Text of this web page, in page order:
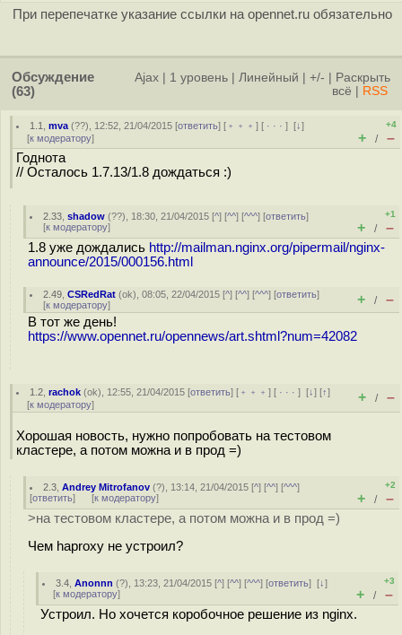
При перепечатке указание ссылки на opennet.ru обязательно
Обсуждение
(63)
Ajax 1 уровень Линейный +/-
Раскрыть
всё
RSS
1.1 ,mva (??), 12:52, 21/04/2015 [ответить] [ ﹢﹢﹢] [ · · ·][↓]
[к модератору]
+4
+ / –
Годнота
// Осталось 1.7.13/1.8 дождаться :)
2.33 ,shadow (??), 18:30, 21/04/2015 [^] [^^] [^^^] [ответить]
[к модератору]
+1
+ / –
1.8 уже дождались http://mailman.nginx.org/pipermail/nginx-
announce/2015/000156.html
2.49 ,CSRedRat (ok), 08:05, 22/04/2015 [^] [^^] [^^^] [ответить]
[к модератору] + / –
В тот же день!
https://www.opennet.ru/opennews/art.shtml?num=42082
1.2 ,rachok (ok), 12:55, 21/04/2015 [ответить] [ ﹢﹢﹢] [ · · ·][↓] [↑]
[к модератору] + / –
Хорошая новость, нужно попробовать на тестовом
кластере, а потом можна и в прод =)
2.3 ,Andrey Mitrofanov (?), 13:14, 21/04/2015 [^] [^^] [^^^]
[ответить] [к модератору]
+2
+ / –
>на тестовом кластере, а потом можна и в прод =)
Чем haproxy не устроил?
3.4 ,Anonnn (?), 13:23, 21/04/2015 [^] [^^] [^^^] [ответить][↓]
[к модератору]
+3
+ / –
Устроил. Но хочется коробочное решение из nginx.